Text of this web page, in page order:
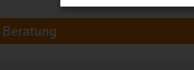
Beratung